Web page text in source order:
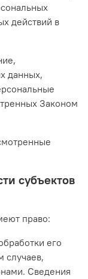
действий в
данных,
Законом
субъектов
право:
его
случаев,
Сведения